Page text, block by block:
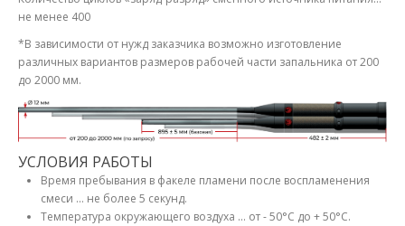
не менее 400
*В зависимости от нужд заказчика возможно изготовление
различных вариантов размеров рабочей части запальника от 200
до 2000 мм.
УСЛОВИЯ РАБОТЫ
Время пребывания в факеле пламени после воспламенения
смеси ... не более 5 секунд.
Температура окружающего воздуха ... от - 50°С до + 50°С.